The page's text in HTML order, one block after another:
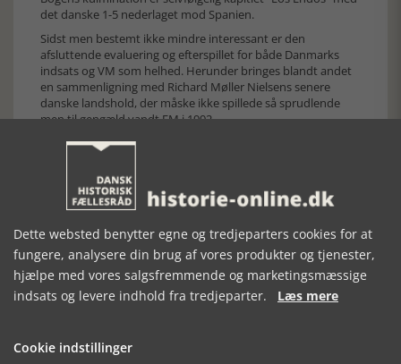
det danske 1-5 nederlaget mod Spanien.
Sidst men bestemt ikke mindre interessant er den
afsluttende evaluering og efterspillet for både Danmarks
indsats og VM som helhed. Herunder bringes blandt andet
en sammenligning med Richard Møller Nielsens senere
danske landshold, der måske ikke spillede så sprudlende
men til gengæld vandt EM i 1992.
Hvad nu hvis? Kunne Danmark faktisk have vundet VM?
træningskamp, og hvis Frank Arnesen ikke så uretfærdigt
havde fået karantæne inden kampen mod Spanien … Hvis
En fængende veloplagt fodboldbog
iels Finderups VM bog rummer en fin atmosfære i både
tekst og billeder. Hertil skal forfatteren yderligere roses for
en særdeles kvalificeret sportsjournalistisk fremstilling med
et velafbalanceret indhold af egne betragtning, der
Derudover bringer bogen en række fine medrivende
Dette websted benytter egne og tredjeparters cookies for at
fungere, analysere din brug af vores produkter og tjenester,
hjælpe med vores salgsfremmende og marketingsmæssige
indsats og levere indhold fra tredjeparter. Læs mere
Cookie indstillinger